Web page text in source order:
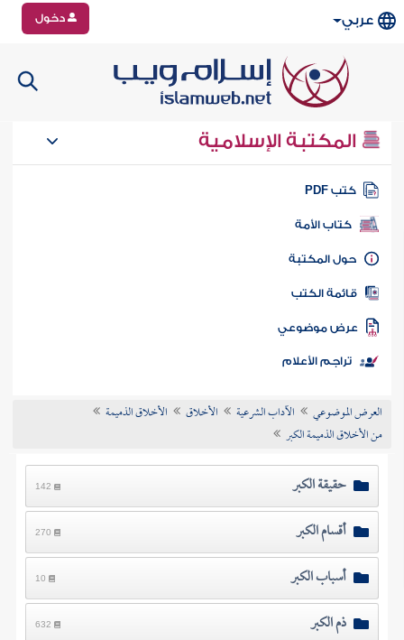
عربي دخول
المكتبة الإسلامية
كتب PDF
كتاب الأمة
المكتبة
الكتب
موضوعي
تراجم الأعلام
العرض الموضوعي الآداب الشرعية الأخلاق
الأخلاق الذميمة
من الأخلاق الذميمة الكبر
حقيقة الكبر 142
أقسام الكبر 270
أسباب الكبر 10
ذم الكبر 632